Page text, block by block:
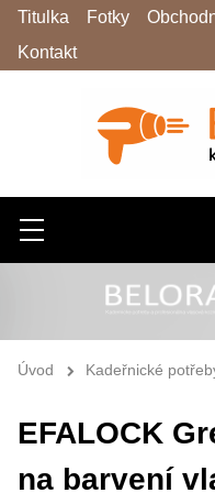
Hledat
Menu
Titulka Fotky
Kontakt
Úvod Kadeřnické
EFALOCK
na barvení